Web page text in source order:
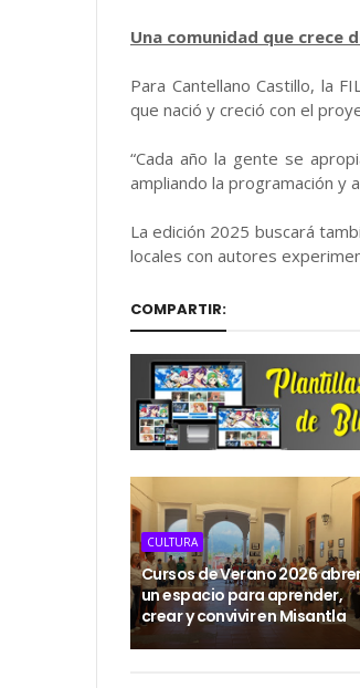
Una comunidad que crece
Para Cantellano Castillo, la
que nació y creció con el
“Cada año la gente se
ampliando la programación y
La edición 2025 buscará
locales con autores
COMPARTIR:
CULTURA
Cursos de Verano 2026
un espacio para aprender,
crear y convivir en Misantla